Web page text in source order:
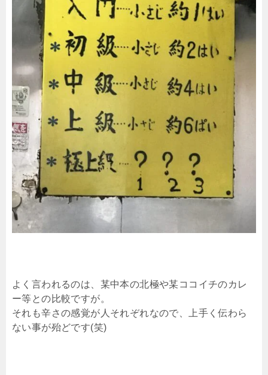
よく言われるのは、某中本の北極や某ココイチのカレ
ー等との比較ですが。
それも辛さの感覚が人それぞれなので、上手く伝わら
ない事が殆どです(笑)